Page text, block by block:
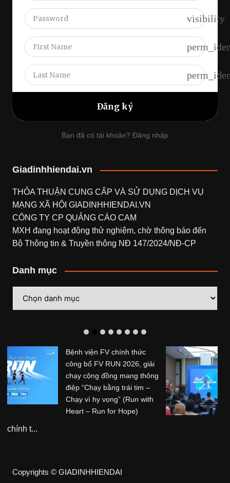
visibility
Bạn đã có tài khoản? Đăng nhập
Giadinhhiendai.vn
THỎA THUẬN CUNG CẤP VÀ SỬ DỤNG DỊCH VỤ
MẠNG XÃ HỘI GIADINHHIENDAI.VN
CÔNG TY CP QUẢNG CÁO CAM
MXH đang hoạt động thử nghiệm, chờ thông báo đến
Bộ Thông tin & Truyền thông NĐ 147/2024/NĐ-CP
Danh mục
mục
Hệ thống Phòng khám
Chuyên khoa Trị liệu Thần
kinh Cột sống Hoa Kỳ (ACC)
tổ chức sự kiện kỷ niệm 20
năm hoạt động tại Việt Nam